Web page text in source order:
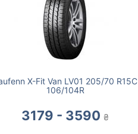
X-Fit Van LV01 205/70 R15C
106/104R
3179 - 3590 ₴